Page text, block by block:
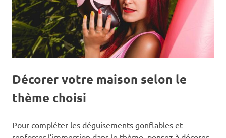
Décorer votre maison selon le
thème choisi
Pour compléter les déguisements gonflables et